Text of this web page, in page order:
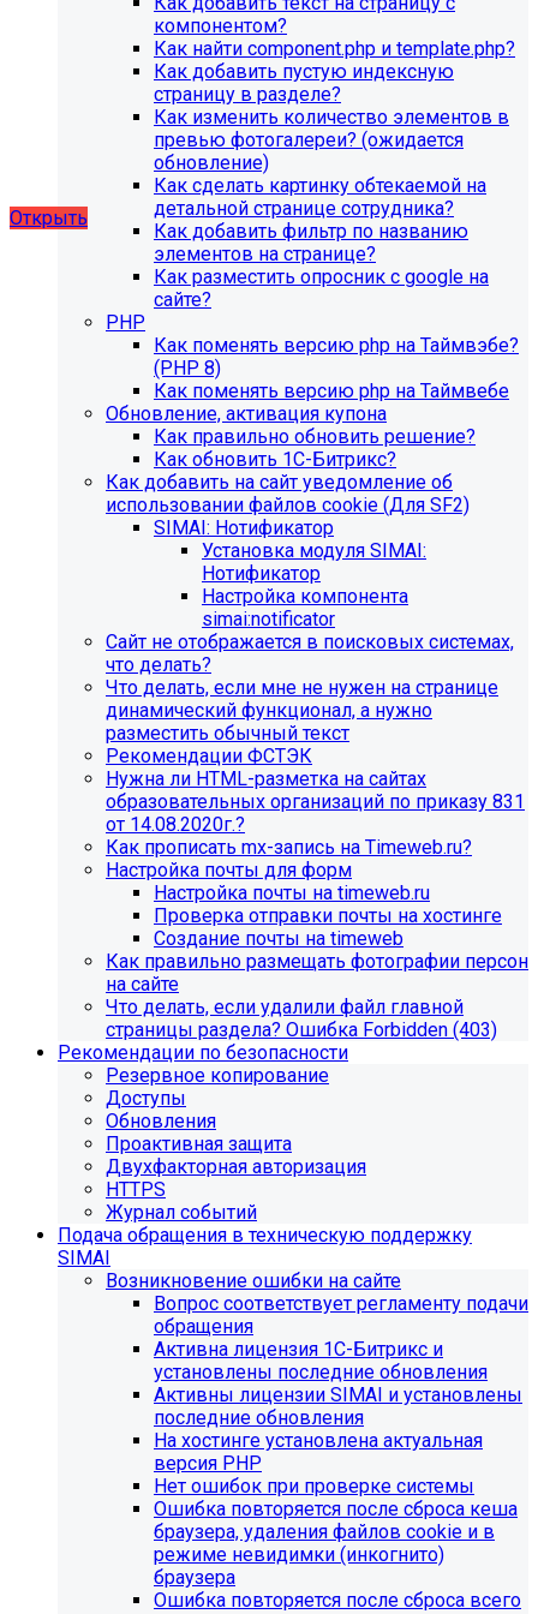
благотворительного фонда, SIMAI: Сайт детского сада,
SIMAI: Сайт компании, SIMAI: Сайт конференции, SIMAI:
Сайт медицинской организации, SIMAI: Сайт
музыкальной школы, SIMAI: Сайт РЖД медицина, SIMAI:
Сайт санатория, SIMAI: Сайт сельского поселения, SIMAI:
Сайт совета муниципальных образований, SIMAI: Сайт
спортивной школы, SIMAI: Сайт управления делами,
SIMAI: Сайт учебного центра, SIMAI: Сайт
художественной школы, SIMAI: Сайт школы
Открыть
компонентом?
Как найти component.php и template.php?
Как добавить пустую индексную
страницу в разделе?
Как изменить количество элементов в
превью фотогалереи? (ожидается
обновление)
Как сделать картинку обтекаемой на
детальной странице сотрудника?
Как добавить фильтр по названию
элементов на странице?
Как разместить опросник с google на
сайте?
PHP
Как поменять версию php на Таймвэбе?
(PHP 8)
Как поменять версию php на Таймвебе
Обновление, активация купона
Как правильно обновить решение?
Как обновить 1С-Битрикс?
Как добавить на сайт уведомление об
использовании файлов cookie (Для SF2)
SIMAI: Нотификатор
Установка модуля SIMAI:
Нотификатор
Настройка компонента
simai:notificator
Сайт не отображается в поисковых системах,
что делать?
Что делать, если мне не нужен на странице
динамический функционал, а нужно
разместить обычный текст
Рекомендации ФСТЭК
Нужна ли HTML-разметка на сайтах
образовательных организаций по приказу 831
от 14.08.2020г.?
Как прописать mx-запись на Timeweb.ru?
Настройка почты для форм
Настройка почты на timeweb.ru
Проверка отправки почты на хостинге
Создание почты на timeweb
Как правильно размещать фотографии персон
на сайте
Что делать, если удалили файл главной
страницы раздела? Ошибка Forbidden (403)
Рекомендации по безопасности
Резервное копирование
Доступы
Обновления
Проактивная защита
Двухфакторная авторизация
HTTPS
Журнал событий
Подача обращения в техническую поддержку
SIMAI
Возникновение ошибки на сайте
Вопрос соответствует регламенту подачи
обращения
Активна лицензия 1С-Битрикс и
установлены последние обновления
Активны лицензии SIMAI и установлены
последние обновления
На хостинге установлена актуальная
версия PHP
Нет ошибок при проверке системы
Ошибка повторяется после сброса кеша
браузера, удаления файлов cookie и в
режиме невидимки (инкогнито)
браузера
Ошибка повторяется после сброса всего